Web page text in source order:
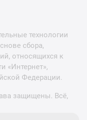
технологии
сбора,
относящихся к
«Интернет»,
Федерации.
защищены. Всё,